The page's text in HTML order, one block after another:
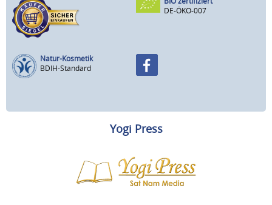
DE-ÖKO-007
Natur-Kosmetik
BDIH-Standard
Yogi Press